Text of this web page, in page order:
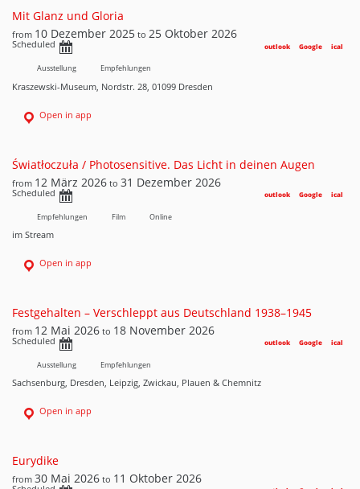
Mit Glanz und Gloria
from 10 Dezember 2025 to 25 Oktober 2026
Scheduled ical
Google
outlook
Ausstellung Empfehlungen
Kraszewski-Museum, Nordstr. 28, 01099 Dresden
Open in app
Światłoczuła / Photosensitive. Das Licht in deinen Augen
from 12 März 2026 to 31 Dezember 2026
Scheduled ical
Google
outlook
Empfehlungen Film Online
im Stream
Open in app
Festgehalten – Verschleppt aus Deutschland 1938–1945
from 12 Mai 2026 to 18 November 2026
Scheduled ical
Google
outlook
Ausstellung Empfehlungen
Sachsenburg, Dresden, Leipzig, Zwickau, Plauen & Chemnitz
Open in app
Eurydike
from 30 Mai 2026 to 11 Oktober 2026